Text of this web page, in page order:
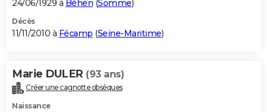
24/06/1929 à Béhen (Somme)
Décès
11/11/2010 à Fécamp (Seine-Maritime)
Marie DULER (93 ans)
Créer une cagnotte obsèques
Naissance